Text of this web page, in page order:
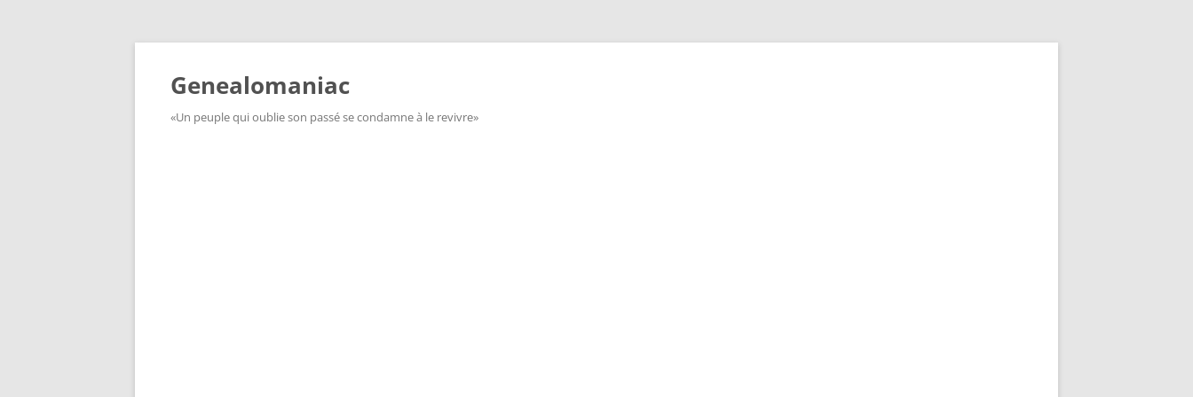
Aller
Genealomaniac
«Un peuple qui oublie son passé se condamne à le revivre»